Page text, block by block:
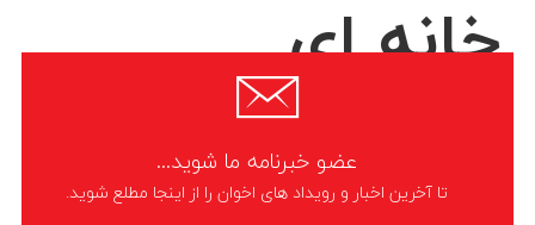
خانه ای
خانگی به دست مشتریان برساند. در این بین جا قاشقی درج که دارای بالاترین
کیفیت و
عضو خبرنامه ما شوید...
تا آخرین اخبار و رویداد های اخوان را از اینجا مطلع شوید.